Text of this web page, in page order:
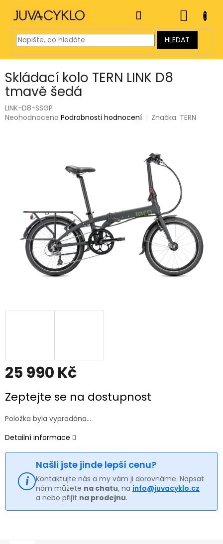
obsah
HLEDAT
KOŠÍK
Skládací kolo TERN LINK D8
tmavě šedá
LINK-D8-SSGP
Průměrné
Neohodnoceno Podrobnosti hodnocení Značka: TERN
25 990 Kč
cena:
Zeptejte se na dostupnost
Položka byla vyprodána…
Detailní informace
Našli jste jinde lepší cenu?
Kontaktujte nás a my vám ji dorovnáme. Napsat
nám můžete na chatu, na info@juvacyklo.cz
a nebo přijít na prodejnu.